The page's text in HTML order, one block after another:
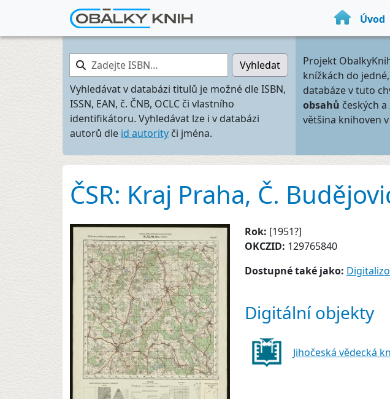
Úvod
Zadejte ISBN…
Vyhledat
Vyhledávat v databázi titulů je možné dle ISBN,
ISSN, EAN, č. ČNB, OCLC či vlastního
identifikátoru. Vyhledávat lze i v databázi
autorů dle id autority či jména.
Projekt
knížkách do
databáze v tuto
obsahů českých
většina knihoven v
ČSR: Kraj Praha, Č.
Rok: [1951?]
OKCZID: 129765840
Dostupné také jako:
Digitální objekty
Jihočeská vědecká